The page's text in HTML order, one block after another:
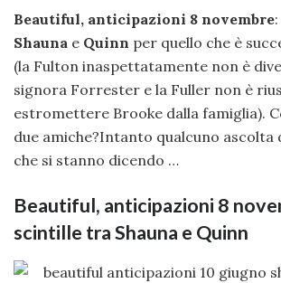
Beautiful, anticipazioni 8 novembre
Shauna e Quinn per quello che è
(la Fulton inaspettatamente non è
signora Forrester e la Fuller non è
estromettere Brooke dalla famiglia).
due amiche?Intanto qualcuno ascolta
che si stanno dicendo …
Beautiful, anticipazioni 8
scintille tra Shauna e Quinn